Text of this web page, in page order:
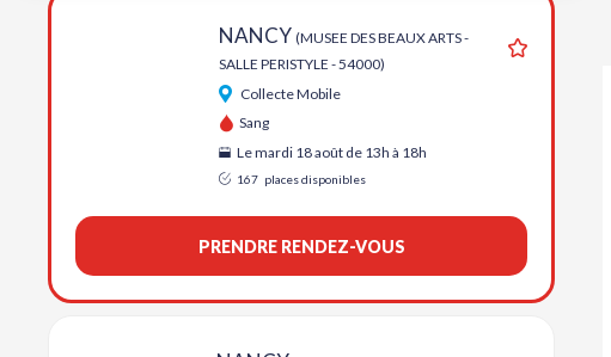
Ajouter
NANCY (MUSEE DES BEAUX ARTS -
SALLE PERISTYLE - 54000)
Collecte Mobile
Sang
Le mardi 18 août de 13h à 18h
167 places disponibles
PRENDRE RENDEZ-VOUS